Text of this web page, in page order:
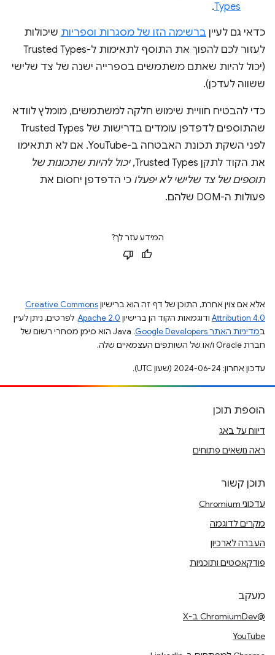
Types
.
כדאי גם לעיין ברשימה הזו של מסגרות וספריות שיכולות
לעזור לכם להפוך את התוסף לתאימות ל-Trusted Types
(יכול להיות שאתם משתמשים בספרייה ישנה של צד שלישי
ששווה לעדכן).
כדי להבטיח חוויית שימוש חלקה למשתמשים, מומלץ לוודא
שהתוספים לדפדפן עומדים בדרישות של Trusted Types
לפני השקת תכונת האבטחה ב-YouTube. אם לא תתאימו
את הקוד לתקן Trusted Types,
יכול להיות שתכונות של
תוספים של צד שלישי לא יפעלו כי הדפדפן יחסום את
פעולות ה-DOM שלהם.
המידע עזר לך?
אלא אם צוין אחרת, התוכן של דף זה הוא ברישיוןCreative Commons
Attribution 4.0 ודוגמאות הקוד הן ברישיון Apache 2.0. לפרטים, ניתן לעיין
במדיניות האתר Google Developers‏
.‏ Java הוא סימן מסחרי רשום של
חברת Oracle ו/או של השותפים העצמאיים שלה.
עדכון אחרון: 2024-06-24 (שעון UTC).
הוספת תוכן
דיווח על באג
ראה נושאים פתוחים
תוכן קשור
עדכוני Chromium
מקרים לדוגמה
העברה לארכיון
פודקאסטים ותוכניות
מעקב
@ChromiumDev ב-X
YouTube